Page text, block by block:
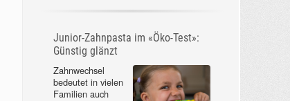
Junior-Zahnpasta im «Öko-Test»:
Günstig glänzt
Zahnwechsel
bedeutet in vielen
Familien auch